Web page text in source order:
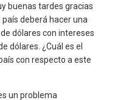
buenas tardes gracias
deberá hacer una
dólares con intereses
dólares. ¿Cuál es el
con respecto a este
un problema